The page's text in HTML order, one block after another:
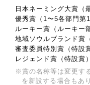
日本ネーミング大賞（
優秀賞（1〜5各部門第1
ルーキー賞（ルーキー
地域ソウルブランド賞
審査委員特別賞（特設
レジェンド賞（特設賞）
※賞の名称等は変更す
を新設する場合もあ